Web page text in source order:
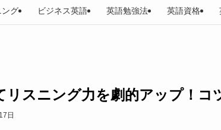
ング ビジネス英語 英語勉強法 英語資格
リスニング力を劇的アップ！コ
日